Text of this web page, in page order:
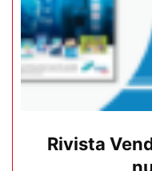
Rivista